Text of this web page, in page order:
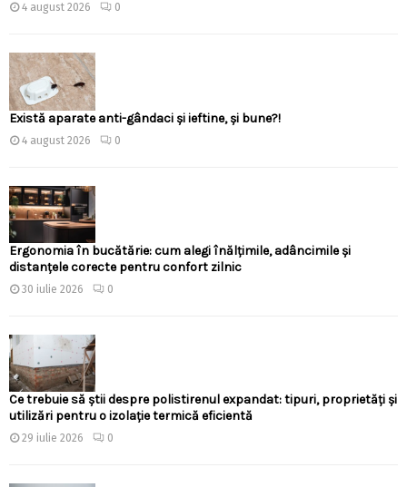
4 august 2026 0
Există aparate anti-gândaci și ieftine, și bune?!
4 august 2026 0
Ergonomia în bucătărie: cum alegi înălțimile, adâncimile și
distanțele corecte pentru confort zilnic
30 iulie 2026 0
Ce trebuie să știi despre polistirenul expandat: tipuri, proprietăți și
utilizări pentru o izolație termică eficientă
29 iulie 2026 0